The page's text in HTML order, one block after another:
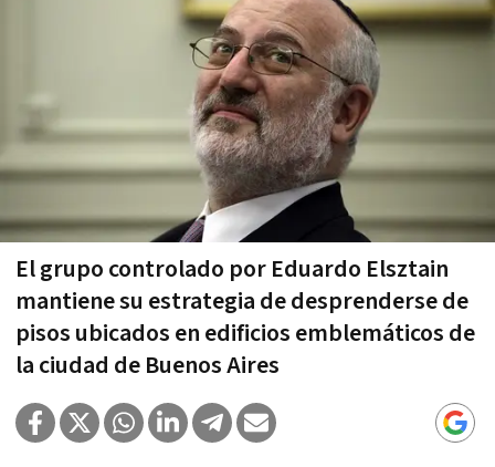
El grupo controlado por Eduardo Elsztain
mantiene su estrategia de desprenderse de
pisos ubicados en edificios emblemáticos de
la ciudad de Buenos Aires